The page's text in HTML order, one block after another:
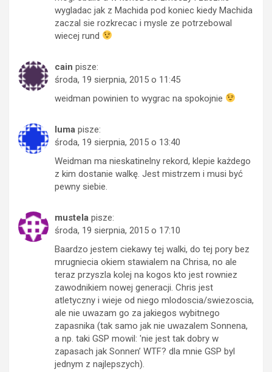
wygladac jak z Machida pod koniec kiedy Machida
zaczal sie rozkrecac i mysle ze potrzebowal
wiecej rund
cain pisze:
środa, 19 sierpnia, 2015 o 11:45
weidman powinien to wygrac na spokojnie
luma pisze:
środa, 19 sierpnia, 2015 o 13:40
Weidman ma nieskatinelny rekord, klepie każdego
z kim dostanie walkę. Jest mistrzem i musi być
pewny siebie.
mustela pisze:
środa, 19 sierpnia, 2015 o 17:10
Baardzo jestem ciekawy tej walki, do tej pory bez
mrugniecia okiem stawialem na Chrisa, no ale
teraz przyszla kolej na kogos kto jest rowniez
zawodnikiem nowej generacji. Chris jest
atletyczny i wieje od niego mlodoscia/swiezoscia,
ale nie uwazam go za jakiegos wybitnego
zapasnika (tak samo jak nie uwazalem Sonnena,
a np. taki GSP mowil: 'nie jest tak dobry w
zapasach jak Sonnen’ WTF? dla mnie GSP byl
jednym z najlepszych).